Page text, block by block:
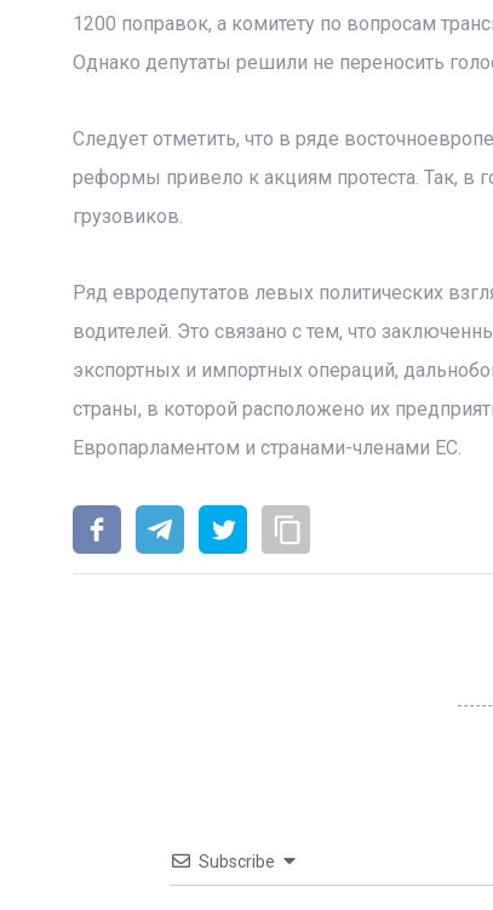
1200 поправок, а комитету по вопросам
Однако депутаты решили не переносить
Следует отметить, что в ряде
реформы привело к акциям протеста. Так, в
грузовиков.
Ряд евродепутатов левых политических
водителей. Это связано с тем, что
экспортных и импортных операций,
страны, в которой расположено их
Европарламентом и странами-членами ЕС.
Subscribe